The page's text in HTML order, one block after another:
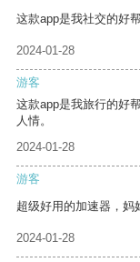
这款app是我社交的好
2024-01-28
游客
这款app是我旅行的好
人情。
2024-01-28
游客
超级好用的加速器，妈
2024-01-28